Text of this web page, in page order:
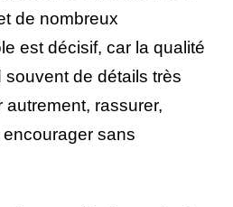
de nombreux
est décisif, car la qualité
souvent de détails très
rassurer,
sans